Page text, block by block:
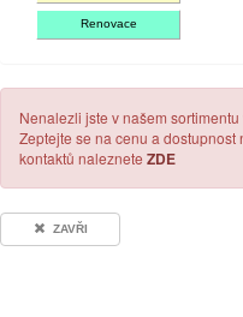
Renovace
Nenalezli jste v našem
Zeptejte se na cenu a
kontaktů naleznete ZDE
ZAVŘI